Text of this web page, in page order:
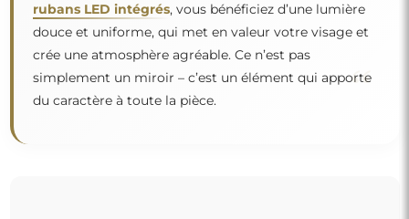
rubans LED intégrés, vous bénéficiez d’une lumière
douce et uniforme, qui met en valeur votre visage et
crée une atmosphère agréable. Ce n’est pas
simplement un miroir – c’est un élément qui apporte
du caractère à toute la pièce.
“